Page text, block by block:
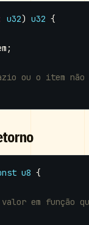
u32) u32 {
;
u8 {